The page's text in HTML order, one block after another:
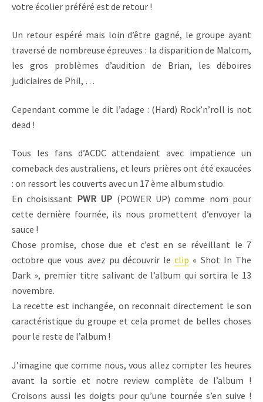
votre écolier préféré est de retour !
Un retour espéré mais loin d’être gagné, le groupe ayant
traversé de nombreuse épreuves : la disparition de Malcom,
les gros problèmes d’audition de Brian, les déboires
judiciaires de Phil, …
Cependant comme le dit l’adage : (Hard) Rock’n’roll is not
dead !
Tous les fans d’ACDC attendaient avec impatience un
comeback des australiens, et leurs prières ont été exaucées
: on ressort les couverts avec un 17 ème album studio.
En choisissant PWR UP (POWER UP) comme nom pour
cette dernière fournée, ils nous promettent d’envoyer la
sauce !
Chose promise, chose due et c’est en se réveillant le 7
octobre que vous avez pu découvrir leclip « Shot In The
Dark », premier titre salivant de l’album qui sortira le 13
novembre.
La recette est inchangée, on reconnait directement le son
caractéristique du groupe et cela promet de belles choses
pour le reste de l’album !
J’imagine que comme nous, vous allez compter les heures
avant la sortie et notre review complète de l’album !
Croisons aussi les doigts pour qu’une tournée s’en suive !